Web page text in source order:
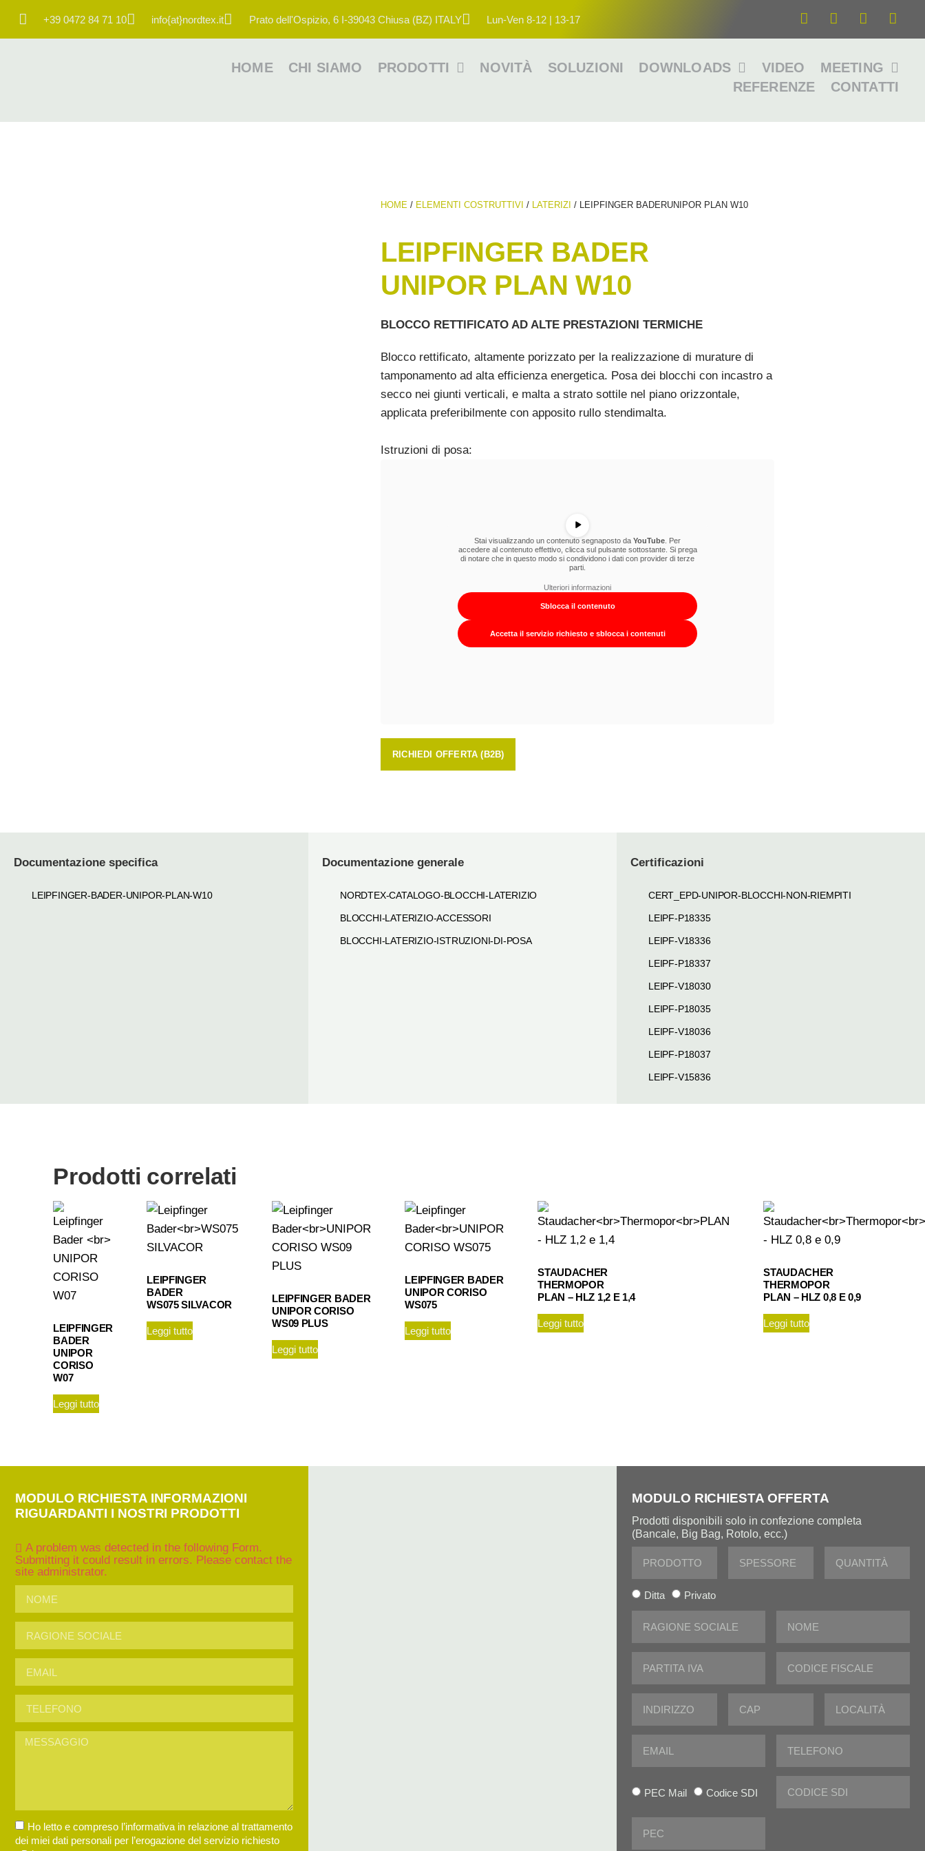
+39 0472 84 71 10 info{at}nordtex.it Prato dell'Ospizio, 6 I-39043 Chiusa (BZ) ITALY Lun-Ven 8-12 | 13-17
HOME CHI SIAMO PRODOTTI NOVITÀ SOLUZIONI DOWNLOADS VIDEO
MEETING
REFERENZE
CONTATTI
HOME / ELEMENTI COSTRUTTIVI / LATERIZI / LEIPFINGER BADERUNIPOR PLAN W10
LEIPFINGER BADER
UNIPOR PLAN W10
BLOCCO RETTIFICATO AD ALTE PRESTAZIONI TERMICHE
Blocco rettificato, altamente porizzato per la realizzazione di murature di
tamponamento ad alta efficienza energetica. Posa dei blocchi con incastro a
secco nei giunti verticali, e malta a strato sottile nel piano orizzontale,
applicata preferibilmente con apposito rullo stendimalta.
Istruzioni di posa:
Stai visualizzando un contenuto segnaposto da YouTube . Per
accedere al contenuto effettivo, clicca sul pulsante sottostante. Si prega
di notare che in questo modo si condividono i dati con provider di terze
parti.
Ulteriori informazioni
Sblocca il contenuto
Accetta il servizio richiesto e sblocca i contenuti
RICHIEDI OFFERTA (B2B)
Documentazione specifica
LEIPFINGER-BADER-UNIPOR-PLAN-W10
Documentazione generale
NORDTEX-CATALOGO-BLOCCHI-LATERIZIO
BLOCCHI-LATERIZIO-ACCESSORI
BLOCCHI-LATERIZIO-ISTRUZIONI-DI-POSA
Certificazioni
CERT_EPD-UNIPOR-BLOCCHI-NON-RIEMPITI
LEIPF-P18335
LEIPF-V18336
LEIPF-P18337
LEIPF-V18030
LEIPF-P18035
LEIPF-V18036
LEIPF-P18037
LEIPF-V15836
Prodotti correlati
LEIPFINGER
BADER
UNIPOR
CORISO
W07
Leggi tutto
LEIPFINGER
BADER
WS075 SILVACOR
Leggi tutto
LEIPFINGER BADER
UNIPOR CORISO
WS09 PLUS
Leggi tutto
LEIPFINGER BADER
UNIPOR CORISO
WS075
Leggi tutto
STAUDACHER
THERMOPOR
PLAN – HLZ 1,2 E 1,4
Leggi tutto
STAUDACHER
THERMOPOR
PLAN – HLZ 0,8 E 0,9
Leggi tutto
MODULO RICHIESTA INFORMAZIONI
RIGUARDANTI I NOSTRI PRODOTTI
A problem was detected in the following Form.
Submitting it could result in errors. Please contact the
site administrator.
Ho letto e compreso l’informativa in relazione al trattamento
dei miei dati personali per l’erogazione del servizio richiesto
MODULO RICHIESTA OFFERTA
Prodotti disponibili solo in confezione completa
(Bancale, Big Bag, Rotolo, ecc.)
Ditta Privato
PEC Mail Codice SDI